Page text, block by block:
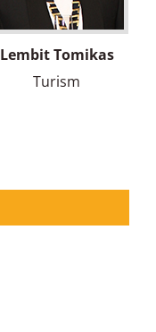
Lembit Tomikas
Turism